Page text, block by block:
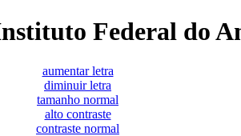
Federal do
aumentar letra
diminuir letra
tamanho normal
alto contraste
contraste normal